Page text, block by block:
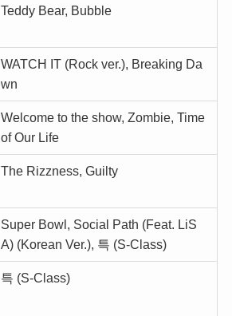
Teddy Bear, Bubble
WATCH IT (Rock ver.), Breaking Da
wn
Welcome to the show, Zombie, Time
of Our Life
The Rizzness, Guilty
Super Bowl, Social Path (Feat. LiS
A) (Korean Ver.), 특 (S-Class)
특 (S-Class)